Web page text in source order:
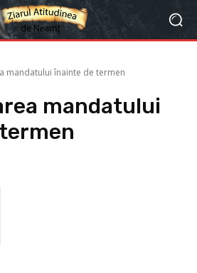
mandatului înainte de termen
mandatului